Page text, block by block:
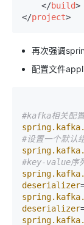
</build>
</project>
再次强调
配置文件
#kafka相关配
#设置一个默认
#key-value序
deserializer
deserializer